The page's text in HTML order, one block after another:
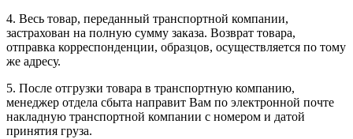
4. Весь товар, переданный транспортной компании,
застрахован на полную сумму заказа. Возврат товара,
отправка корреспонденции, образцов, осуществляется по тому
же адресу.
5. После отгрузки товара в транспортную компанию,
менеджер отдела сбыта направит Вам по электронной почте
накладную транспортной компании с номером и датой
принятия груза.